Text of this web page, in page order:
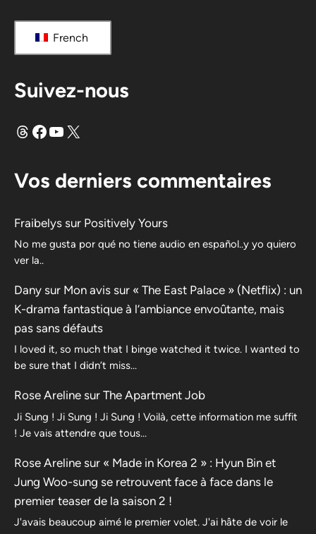
French
Suivez-nous
FilsFacebook
YouTube
X
Vos derniers commentaires
Fraibelys sur Positively Yours
No me gusta por qué no tiene audio en español..y yo quiero
ver la..
Dany sur Mon avis sur « The East Palace » (Netflix) : un
K-drama fantastique à l’ambiance envoûtante, mais
pas sans défauts
I loved it, so much that I binge watched it twice. I wanted to
be sure that I didn’t miss…
Rose Areline sur The Apartment Job
Ji Sung ! Ji Sung ! Ji Sung ! Voilà, cette information me suffit
! Je vais attendre que tous…
Rose Areline sur « Made in Korea 2 » : Hyun Bin et
Jung Woo-sung se retrouvent face à face dans le
premier teaser de la saison 2 !
J'avais beaucoup aimé le premier volet. J'ai hâte de voir le